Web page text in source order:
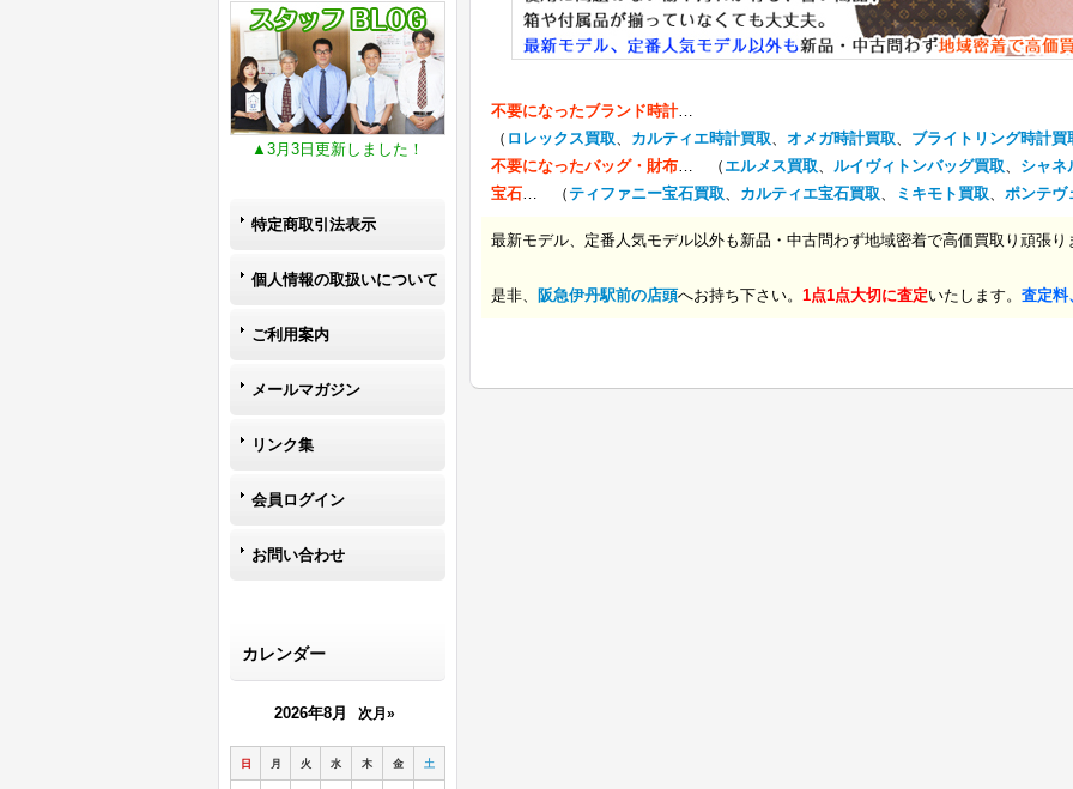
▲3月3日更新しました！
特定商取引法表示
個人情報の取扱いについて
ご利用案内
メールマガジン
リンク集
会員ログイン
お問い合わせ
カレンダー
2026年8月 次月»
日 月 火 水 木 金 土
不要になったブランド時計…
（ ロレックス買取、 カルティエ時計買取、 オメガ時計買取、 ブライトリング時計買
不要になったバッグ・財布… （ エルメス買取、 ルイヴィトンバッグ買取、 シャネ
宝石… （ティファニー宝石買取、 カルティエ宝石買取、 ミキモト買取、 ポンテヴ
最新モデル、定番人気モデル以外も新品・中古問わず地域密着で高価買取り頑張り
是非、 阪急伊丹駅前の店頭へお持ち下さい。 1点1点大切に査定いたします。 査定料